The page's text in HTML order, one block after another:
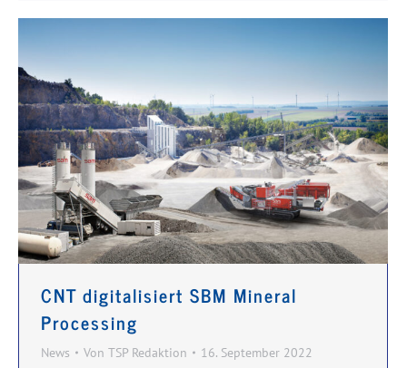
CNT digitalisiert SBM Mineral
Processing
News Von TSP Redaktion 16. September 2022